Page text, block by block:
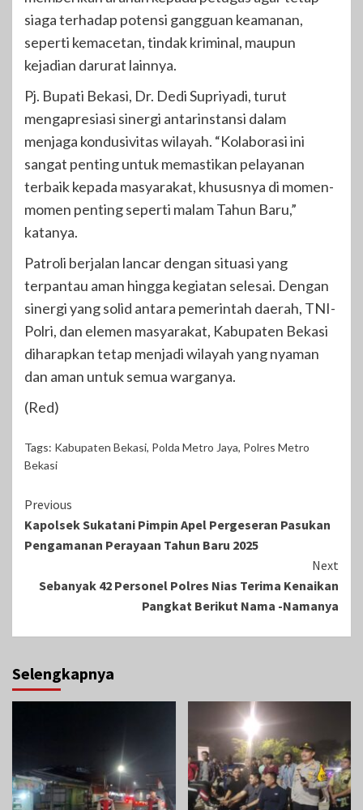
siaga terhadap potensi gangguan keamanan,
seperti kemacetan, tindak kriminal, maupun
kejadian darurat lainnya.
Pj. Bupati Bekasi, Dr. Dedi Supriyadi, turut
mengapresiasi sinergi antarinstansi dalam
menjaga kondusivitas wilayah. “Kolaborasi ini
sangat penting untuk memastikan pelayanan
terbaik kepada masyarakat, khususnya di momen-
momen penting seperti malam Tahun Baru,”
katanya.
Patroli berjalan lancar dengan situasi yang
terpantau aman hingga kegiatan selesai. Dengan
sinergi yang solid antara pemerintah daerah, TNI-
Polri, dan elemen masyarakat, Kabupaten Bekasi
diharapkan tetap menjadi wilayah yang nyaman
dan aman untuk semua warganya.
(Red)
Tags: Kabupaten Bekasi, Polda Metro Jaya, Polres Metro
Bekasi
Continue
Reading
Previous
Kapolsek Sukatani Pimpin Apel Pergeseran Pasukan
Pengamanan Perayaan Tahun Baru 2025
Next
Sebanyak 42 Personel Polres Nias Terima Kenaikan
Pangkat Berikut Nama -Namanya
Selengkapnya